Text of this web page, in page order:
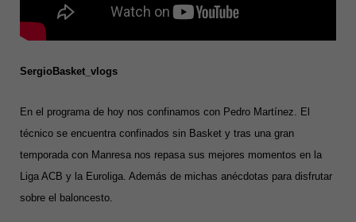
SergioBasket_vlogs
En el programa de hoy nos confinamos con Pedro Martínez. El
técnico se encuentra confinados sin Basket y tras una gran
temporada con Manresa nos repasa sus mejores momentos en la
Liga ACB y la Euroliga. Además de michas anécdotas para disfrutar
sobre el baloncesto.